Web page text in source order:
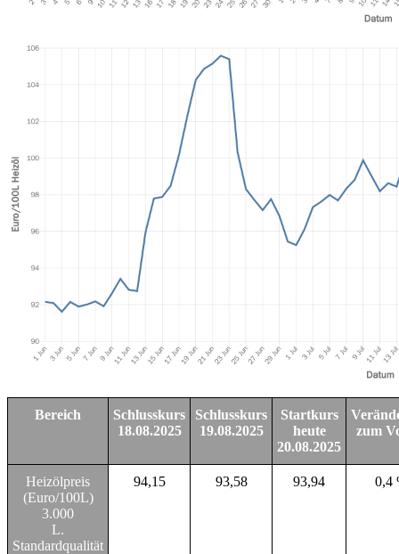
Bereich
Schlusskurs
18.08.2025
Schlusskurs
19.08.2025
Startkurs
heute
20.08.2025
zum
Heizölpreis
(Euro/100L)
3.000
L.
Standardqualität
94,15 93,58 93,94 0,4